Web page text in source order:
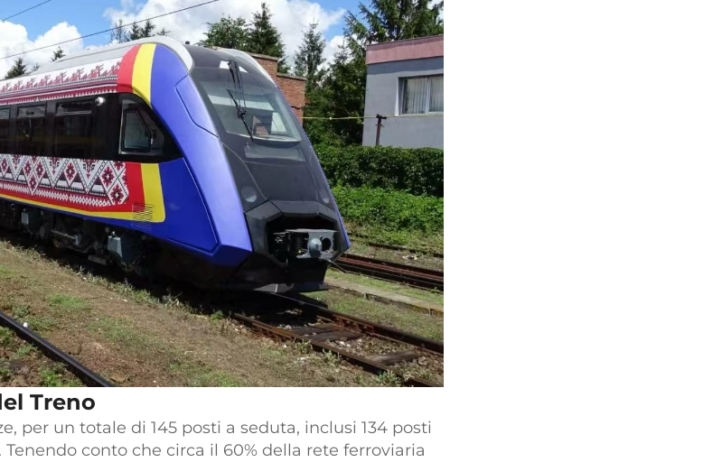
Treno
per un totale di 145 posti a seduta, inclusi 134 posti
Tenendo conto che circa il 60% della rete ferroviaria